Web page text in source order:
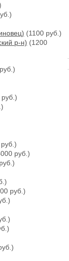
(1100 руб.)
р-н) (1200
руб.)
руб.)